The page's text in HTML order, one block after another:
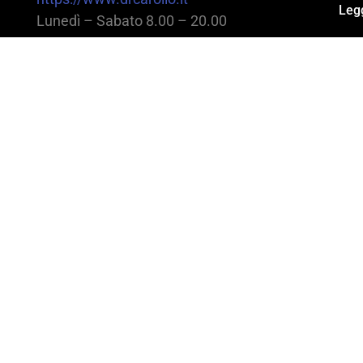
Lunedì – Sabato 8.00 – 20.00